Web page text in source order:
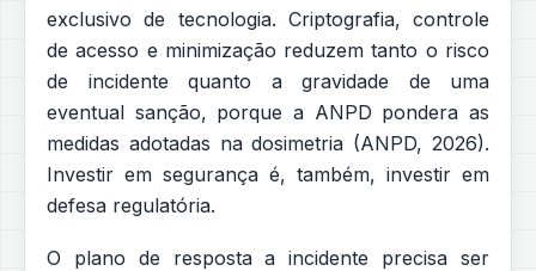
exclusivo de tecnologia. Criptografia, controle
de acesso e minimização reduzem tanto o risco
de incidente quanto a gravidade de uma
eventual sanção, porque a ANPD pondera as
medidas adotadas na dosimetria (ANPD, 2026).
Investir em segurança é, também, investir em
defesa regulatória.
O plano de resposta a incidente precisa ser